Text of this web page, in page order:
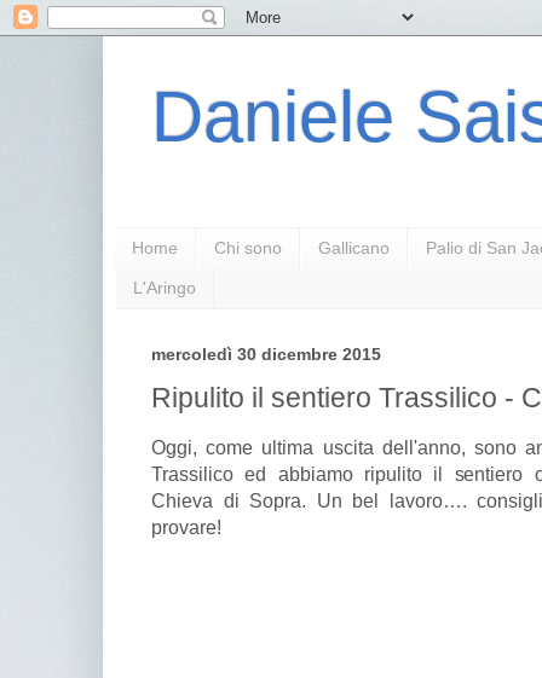
Daniele
Home Chi sono Gallicano Palio di San
L'Aringo
mercoledì 30 dicembre 2015
Ripulito il sentiero Trassilico -
Oggi, come ultima uscita dell'anno, sono
Trassilico ed abbiamo ripulito il sentiero
Chieva di Sopra. Un bel lavoro….
provare!